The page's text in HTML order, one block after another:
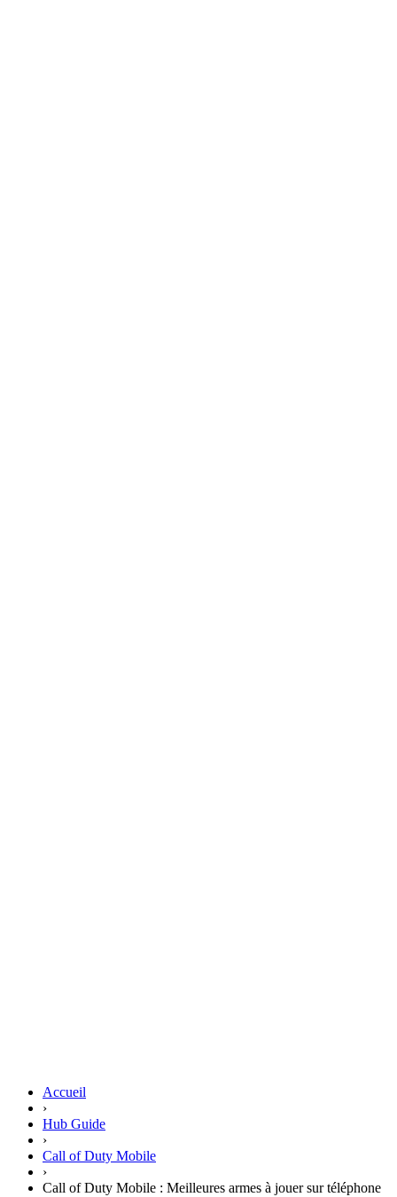
Accueil
›
Hub Guide
›
Call of Duty Mobile
›
Call of Duty Mobile : Meilleures armes à jouer sur téléphone